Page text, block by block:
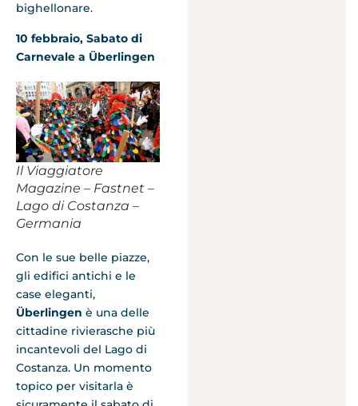
bighellonare.
10 febbraio, Sabato di
Carnevale a Überlingen
Il Viaggiatore
Magazine – Fastnet –
Lago di Costanza –
Germania
Con le sue belle piazze,
gli edifici antichi e le
case eleganti,
Überlingen è una delle
cittadine rivierasche più
incantevoli del Lago di
Costanza. Un momento
topico per visitarla è